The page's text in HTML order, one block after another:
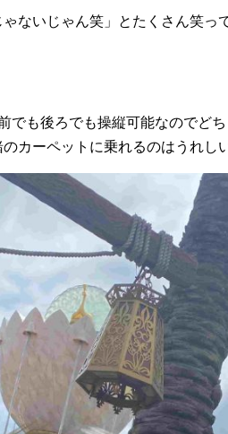
ないじゃん笑」とたくさん笑っ
でも後ろでも操縦可能なのでど
カーペットに乗れるのはうれし